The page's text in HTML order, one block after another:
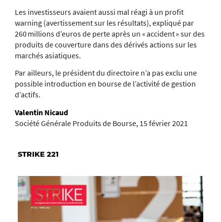
Les investisseurs avaient aussi mal réagi à un profit
warning (avertissement sur les résultats), expliqué par
260 millions d’euros de perte après un « accident » sur des
produits de couverture dans des dérivés actions sur les
marchés asiatiques.
Par ailleurs, le président du directoire n’a pas exclu une
possible introduction en bourse de l’activité de gestion
d’actifs.
Valentin Nicaud
Société Générale Produits de Bourse, 15 février 2021
STRIKE 221